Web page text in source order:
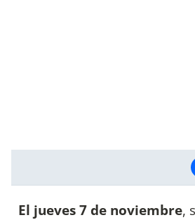
El jueves 7 de noviembre,